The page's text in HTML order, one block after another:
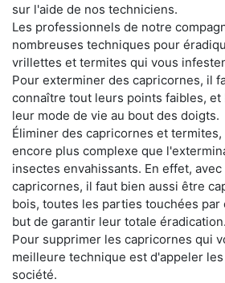
sur l'aide de nos techniciens.
Les professionnels de notre
nombreuses techniques pour
vrillettes et termites qui vous
Pour exterminer des capricornes, il
connaître tout leurs points faibles,
leur mode de vie au bout des doigts.
Éliminer des capricornes et
encore plus complexe que
insectes envahissants. En effet,
capricornes, il faut bien aussi être
bois, toutes les parties touchées par
but de garantir leur totale éradication.
Pour supprimer les capricornes qui
meilleure technique est d'appeler
société.